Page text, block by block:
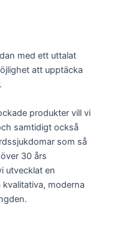
med ett uttalat
att upptäcka
produkter vill vi
samtidigt också
som så
30 års
utvecklat en
moderna